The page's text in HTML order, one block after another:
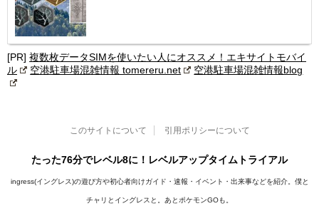
[PR] 複数枚データSIMを使いたい人にオススメ！エキサイトモバイ
ル
空港駐車場混雑情報 tomereru.net 空港駐車場混雑情報blog
このサイトについて 引用ポリシーについて
たった76分でレベル8に！レベルアップタイムトライアル
ingress(イングレス)の遊び方や初心者向けガイド・速報・イベント・出来事などを紹介。僕と
チャリとイングレスと。あとポケモンGOも。